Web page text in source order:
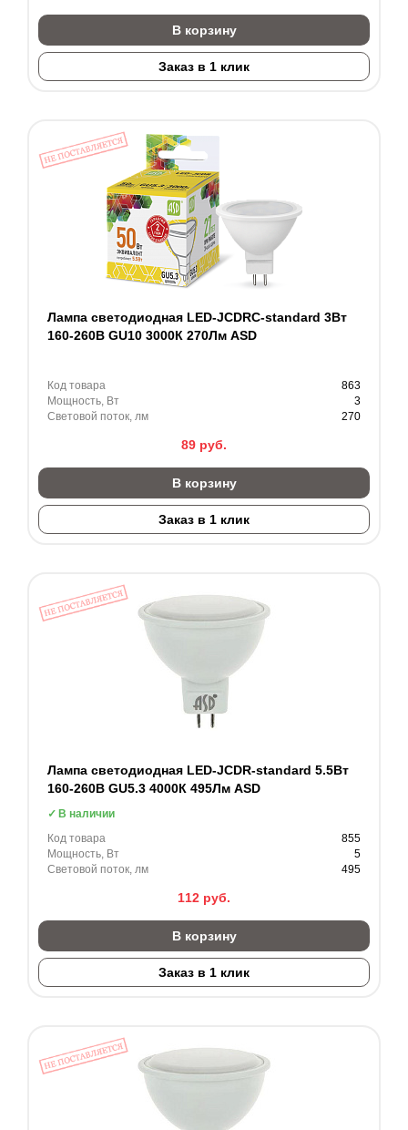
В корзину
Заказ в 1 клик
Лампа светодиодная LED-JCDRC-standard 3Вт
160-260В GU10 3000К 270Лм ASD
Код товара
863
Мощность, Вт
3
Световой поток, лм
270
89 руб.
В корзину
Заказ в 1 клик
Лампа светодиодная LED-JCDR-standard 5.5Вт
160-260В GU5.3 4000К 495Лм ASD
В наличии
Код товара
855
Мощность, Вт
5
Световой поток, лм
495
112 руб.
В корзину
Заказ в 1 клик